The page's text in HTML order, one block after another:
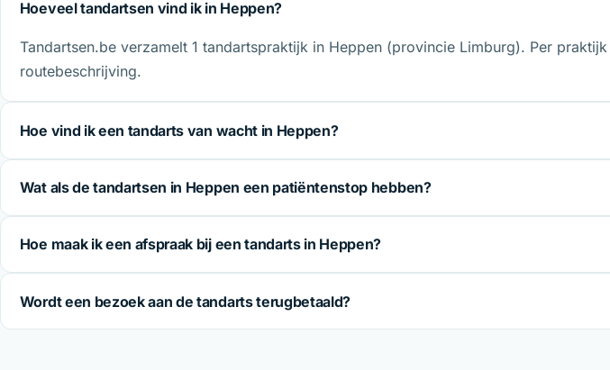
Hoeveel tandartsen vind ik in Heppen?
Tandartsen.be verzamelt 1 tandartspraktijk in Heppen (provincie Limburg). Per
routebeschrijving.
Hoe vind ik een tandarts van wacht in Heppen?
Wat als de tandartsen in Heppen een patiëntenstop hebben?
Hoe maak ik een afspraak bij een tandarts in Heppen?
Wordt een bezoek aan de tandarts terugbetaald?